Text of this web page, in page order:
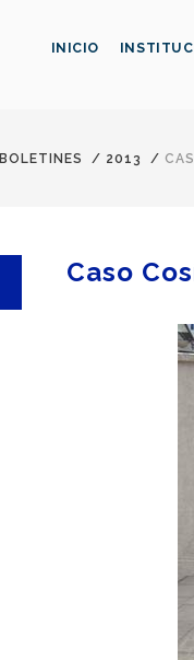
INICIO
BOLETINES / 2013 /
Caso